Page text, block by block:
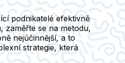
podnikatelé efektivně
zaměřte se na metodu,
nejúčinnější, a to
strategie, která